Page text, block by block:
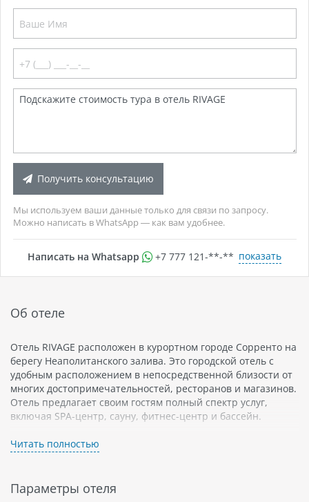
Получить консультацию
Мы используем ваши данные только для связи по запросу.
Можно написать в WhatsApp — как вам удобнее.
Написать на Whatsapp +7 777 121-**-** показать
Об отеле
Отель RIVAGE расположен в курортном городе Сорренто на
берегу Неаполитанского залива. Это городской отель с
удобным расположением в непосредственной близости от
многих достопримечательностей, ресторанов и магазинов.
Отель предлагает своим гостям полный спектр услуг,
включая SPA-центр, сауну, фитнес-центр и бассейн.
Регион Неаполитанского залива Сорренто славится своими
живописными пейзажами, чистым морем и теплым
местной культурой.
Читать полностью
Параметры отеля